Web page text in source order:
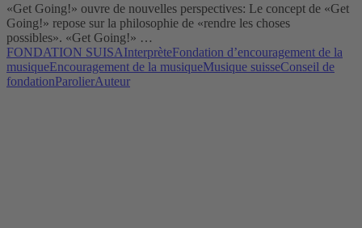
«Get Going!» ouvre de nouvelles perspectives: Le concept de «Get
Going!» repose sur la philosophie de «rendre les choses
possibles». «Get Going!» …
FONDATION SUISAInterprèteFondation d’encouragement de la
musiqueEncouragement de la musiqueMusique suisseConseil de
fondationParolierAuteur